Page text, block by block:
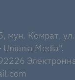
мун. Комрат,
Media".